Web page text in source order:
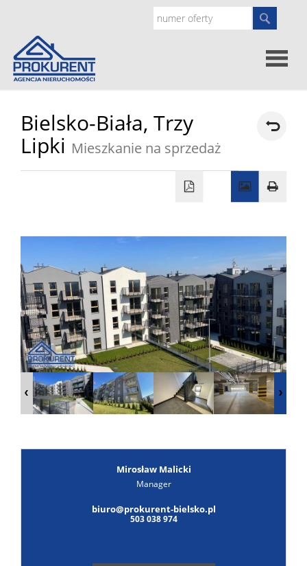
główna
prawne
O
nas
Zgłoś
Zgłoś
ofertę
Bielsko-Biała, Trzy
Lipki Mieszkanie na sprzedaż
Mirosław Malicki
Manager
biuro@prokurent-bielsko.pl
503 038 974